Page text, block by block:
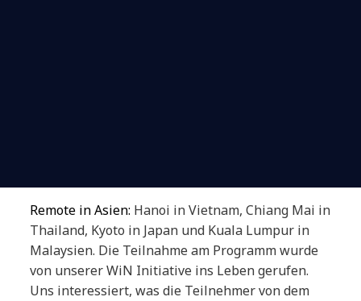
Remote in Asien: Hanoi in Vietnam, Chiang Mai in
Thailand, Kyoto in Japan und Kuala Lumpur in
Malaysien. Die Teilnahme am Programm wurde
von unserer WiN Initiative ins Leben gerufen.
Uns interessiert, was die Teilnehmer von dem